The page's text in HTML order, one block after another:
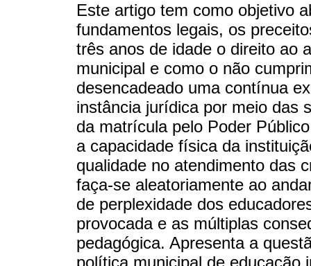
Este artigo tem como objetivo
fundamentos legais, os
três anos de idade o direito ao
municipal e como o não
desencadeado uma contínua
instância jurídica por meio das
da matrícula pelo Poder
a capacidade física da
qualidade no atendimento das
faça-se aleatoriamente ao
de perplexidade dos
provocada e as múltiplas
pedagógica. Apresenta a